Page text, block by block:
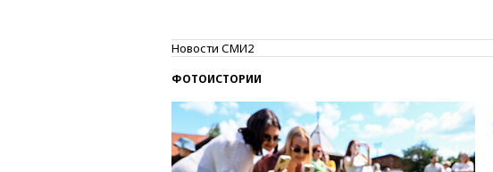
Новости СМИ2
ФОТОИСТОРИИ